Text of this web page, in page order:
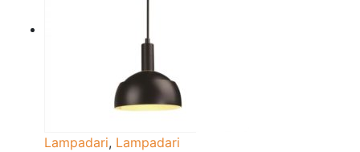
Lampadari, Lampadari